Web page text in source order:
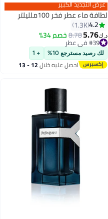
عرض التجديد الكبير
لطافة ماء عطر فخر 100ملليلتر
4.2
1.3K
د.ك‏5.76
8.78خصم 34%
#39 في عطر
#39 في عطر
لك رصيد مسترجع 10% + 1
احصل عليه خلال 12 - 13